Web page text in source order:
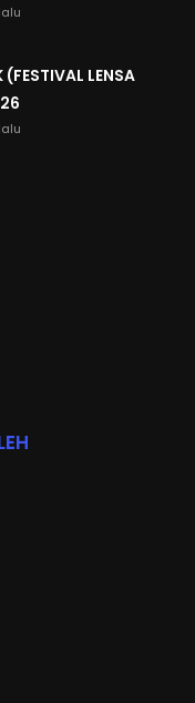
LENSA